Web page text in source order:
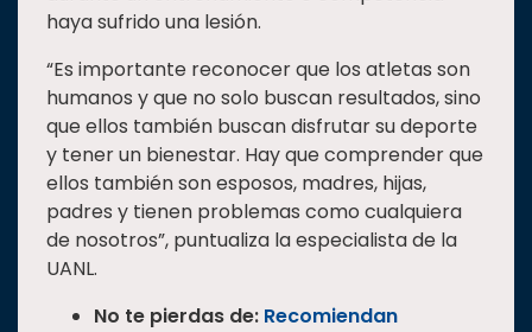
haya sufrido una lesión.
“Es importante reconocer que los atletas son
humanos y que no solo buscan resultados, sino
que ellos también buscan disfrutar su deporte
y tener un bienestar. Hay que comprender que
ellos también son esposos, madres, hijas,
padres y tienen problemas como cualquiera
de nosotros”, puntualiza la especialista de la
UANL.
No te pierdas de: Recomiendan